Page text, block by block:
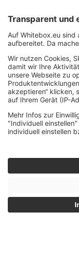
T
U
V
W
Z